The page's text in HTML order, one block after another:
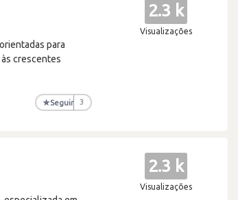
para
crescentes
★Seguir 3
2.3 k
Visualizações
2.3 k
Visualizações